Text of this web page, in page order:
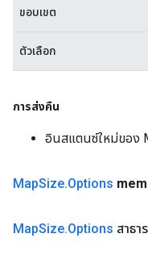
ขอบเขต
ตัวเลือก
การส่งคืน
อินสแตนซ์ใหม่ของ
MapSize.Options
MapSize.Options สาธ